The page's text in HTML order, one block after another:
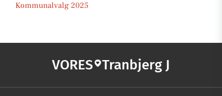
Kommunalvalg 2025
VORES Tranbjerg J